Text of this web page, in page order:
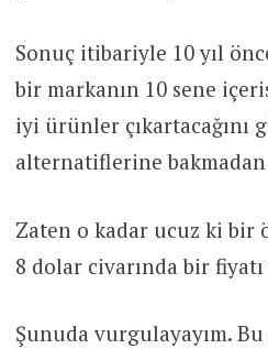
Sonuç itibariyle 10 yıl
bir markanın 10 sene
iyi ürünler çıkartacağını
alternatiflerine bakmadan
Zaten o kadar ucuz ki bir
8 dolar civarında bir fiyatı
Şunuda vurgulayayım.